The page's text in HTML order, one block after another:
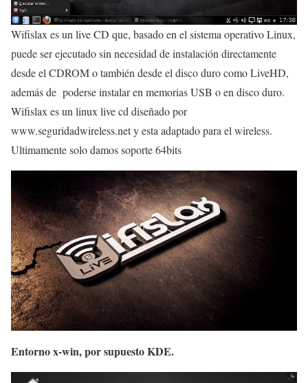
Wifislax es un live CD que, basado en el sistema operativo Linux,
puede ser ejecutado sin necesidad de instalación directamente
desde el CDROM o también desde el disco duro como LiveHD,
además de poderse instalar en memorias USB o en disco duro.
Wifislax es un linux live cd diseñado por
www.seguridadwireless.net y esta adaptado para el wireless.
Ultimamente solo damos soporte 64bits
Entorno x-win, por supuesto KDE.